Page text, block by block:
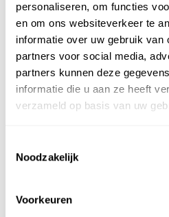
personaliseren, om functies
en om ons websiteverkeer te
informatie over uw gebruik van
partners voor social media,
partners kunnen deze
informatie die u aan ze heeft
verzameld op basis van uw
Noodzakelijk
Voorkeuren